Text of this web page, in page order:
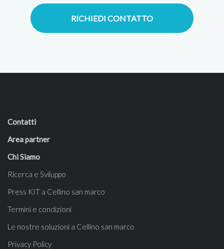
RICHIEDI CONTATTO
Contatti
Area partner
Chi Siamo
Ricerca e Sviluppo
Press KIT a Cellino san marco
Termini e condizioni
Le nostre soluzioni a Cellino san marco
Privacy Policy